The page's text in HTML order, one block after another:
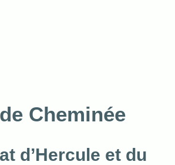
Cheminée
d’Hercule et du